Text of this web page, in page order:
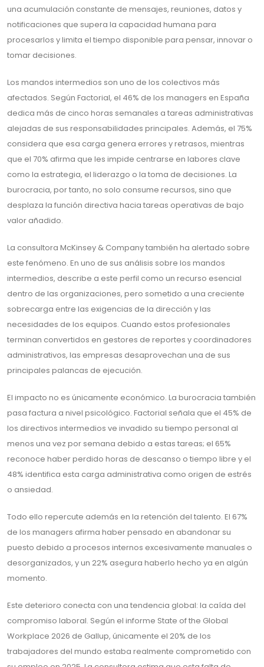
una acumulación constante de mensajes, reuniones, datos y
notificaciones que supera la capacidad humana para
procesarlos y limita el tiempo disponible para pensar, innovar o
tomar decisiones.
Los mandos intermedios son uno de los colectivos más
afectados. Según Factorial, el 46% de los managers en España
dedica más de cinco horas semanales a tareas administrativas
alejadas de sus responsabilidades principales. Además, el 75%
considera que esa carga genera errores y retrasos, mientras
que el 70% afirma que les impide centrarse en labores clave
como la estrategia, el liderazgo o la toma de decisiones. La
burocracia, por tanto, no solo consume recursos, sino que
desplaza la función directiva hacia tareas operativas de bajo
valor añadido.
La consultora McKinsey & Company también ha alertado sobre
este fenómeno. En uno de sus análisis sobre los mandos
intermedios, describe a este perfil como un recurso esencial
dentro de las organizaciones, pero sometido a una creciente
sobrecarga entre las exigencias de la dirección y las
necesidades de los equipos. Cuando estos profesionales
terminan convertidos en gestores de reportes y coordinadores
administrativos, las empresas desaprovechan una de sus
principales palancas de ejecución.
El impacto no es únicamente económico. La burocracia también
pasa factura a nivel psicológico. Factorial señala que el 45% de
los directivos intermedios ve invadido su tiempo personal al
menos una vez por semana debido a estas tareas; el 65%
reconoce haber perdido horas de descanso o tiempo libre y el
48% identifica esta carga administrativa como origen de estrés
o ansiedad.
Todo ello repercute además en la retención del talento. El 67%
de los managers afirma haber pensado en abandonar su
puesto debido a procesos internos excesivamente manuales o
desorganizados, y un 22% asegura haberlo hecho ya en algún
momento.
Este deterioro conecta con una tendencia global: la caída del
compromiso laboral. Según el informe State of the Global
Workplace 2026 de Gallup, únicamente el 20% de los
trabajadores del mundo estaba realmente comprometido con